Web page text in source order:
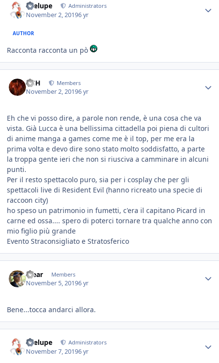
Toelupe Administrators
November 2, 20196 yr
AUTHOR
Racconta racconta un pò
HSH Members
November 2, 20196 yr
Eh che vi posso dire, a parole non rende, è una cosa che va
vista. Già Lucca è una bellissima cittadella poi piena di cultori
di anime manga a games come me è il top, per me era la
prima volta e devo dire sono stato molto soddisfatto, a parte
la troppa gente ieri che non si riusciva a camminare in alcuni
punti.
Per il resto spettacolo puro, sia per i cosplay che per gli
spettacoli live di Resident Evil (hanno ricreato una specie di
raccoon city)
ho speso un patrimonio in fumetti, c'era il capitano Picard in
carne ed ossa.... spero di poterci tornare tra qualche anno con
mio figlio più grande
Evento Straconsigliato e Stratosferico
Yjear Members
November 5, 20196 yr
Bene...tocca andarci allora.
Toelupe Administrators
November 7, 20196 yr